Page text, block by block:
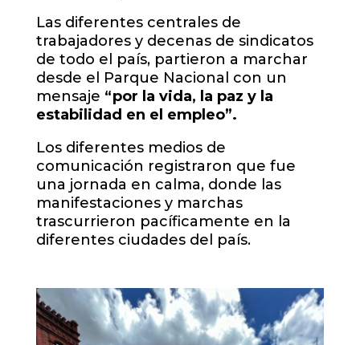
Las diferentes centrales de
trabajadores y decenas de sindicatos
de todo el país, partieron a marchar
desde el Parque Nacional con un
mensaje “por la vida, la paz y la
estabilidad en el empleo”.
Los diferentes medios de
comunicación registraron que fue
una jornada en calma, donde las
manifestaciones y marchas
trascurrieron pacíficamente en la
diferentes ciudades del país.